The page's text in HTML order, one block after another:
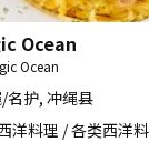
Ocean
Ocean
名护, 冲绳县
洋料理 / 各类西洋